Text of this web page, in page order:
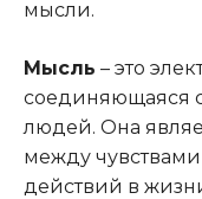
мысли.
Мысль – это
соединяющаяся
людей. Она
между
действий в